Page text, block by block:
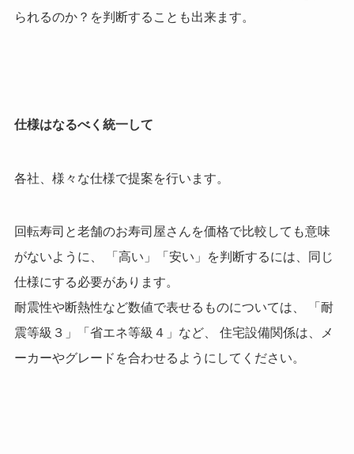
られるのか？を判断することも出来ます。
仕様はなるべく統一して
各社、様々な仕様で提案を行います。
回転寿司と老舗のお寿司屋さんを価格で比較しても意味
がないように、 「高い」「安い」を判断するには、同じ
仕様にする必要があります。
耐震性や断熱性など数値で表せるものについては、 「耐
震等級３」「省エネ等級４」など、 住宅設備関係は、メ
ーカーやグレードを合わせるようにしてください。